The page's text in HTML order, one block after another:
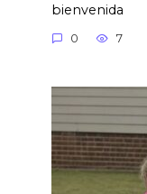
bienvenida
0 7